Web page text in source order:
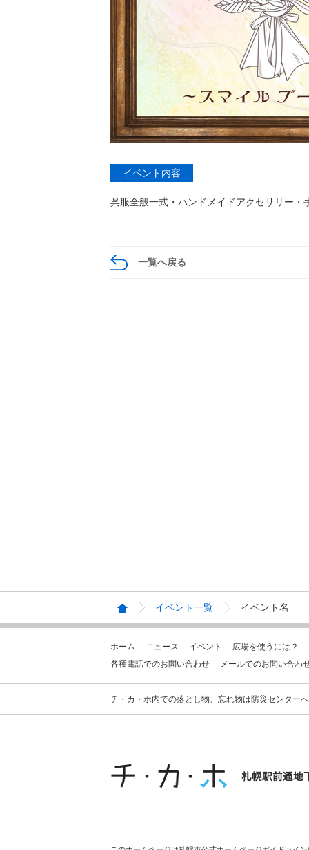
イベント内容
呉服全般一式・ハンドメイドアクセサリー
一覧へ戻る
イベント一覧 イベント名
ホーム ニュース イベント
広場を使うには？
各種電話でのお問い合わせ
メールでのお問い合わ
チ・カ・ホ内での落とし物、忘れ物は防災センター